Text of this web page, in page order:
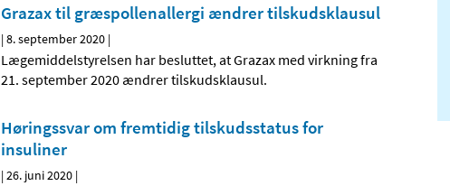
Grazax til græspollenallergi ændrer tilskudsklausul
|8. september 2020 |
Lægemiddelstyrelsen har besluttet, at Grazax med virkning fra
21. september 2020 ændrer tilskudsklausul.
Høringssvar om fremtidig tilskudsstatus for
insuliner
|26. juni 2020 |